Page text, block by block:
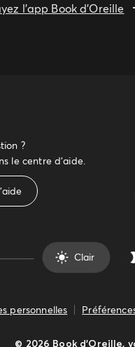
l'app Book d'Oreille
?
le centre d'aide.
Clair
personnelles
© 2026 Book d’Oreille,